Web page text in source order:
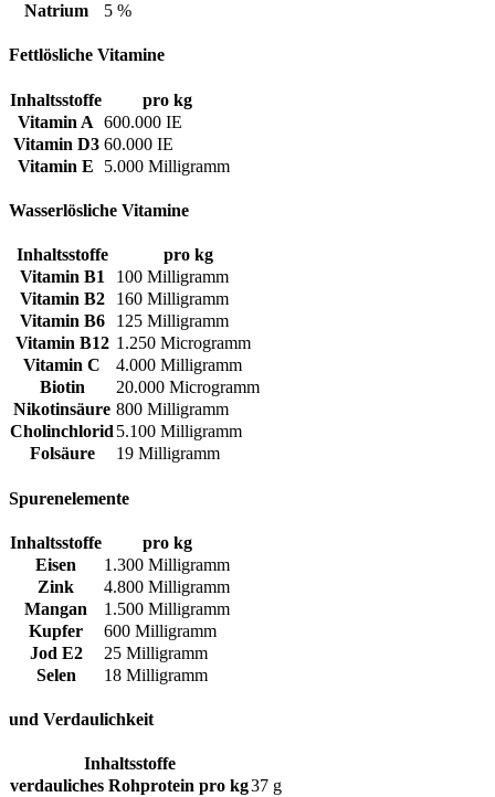
Natrium
5 %
Fettlösliche Vitamine
Inhaltsstoffe
pro kg
Vitamin A 600.000 IE
Vitamin D3 60.000 IE
Vitamin E
5.000 Milligramm
Wasserlösliche Vitamine
Inhaltsstoffe
pro kg
Vitamin B1
100 Milligramm
Vitamin B2
160 Milligramm
Vitamin B6
125 Milligramm
Vitamin B12 1.250 Microgramm
Vitamin C
4.000 Milligramm
Biotin
20.000 Microgramm
Nikotinsäure 800 Milligramm
Cholinchlorid 5.100 Milligramm
Folsäure
19 Milligramm
Spurenelemente
Inhaltsstoffe
pro kg
Eisen
1.300 Milligramm
Zink
4.800 Milligramm
Mangan
1.500 Milligramm
Kupfer
600 Milligramm
Jod E2
25 Milligramm
Selen
18 Milligramm
und Verdaulichkeit
Inhaltsstoffe
verdauliches Rohprotein pro kg37 g